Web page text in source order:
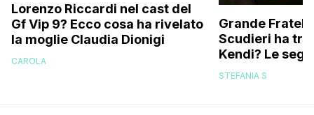
Lorenzo Riccardi nel cast del
Gf Vip 9? Ecco cosa ha rivelato
la moglie Claudia Dionigi
CAROLA
Grande
Scudieri ha
Kendi? Le
replica dell’ex
STEFANIA S